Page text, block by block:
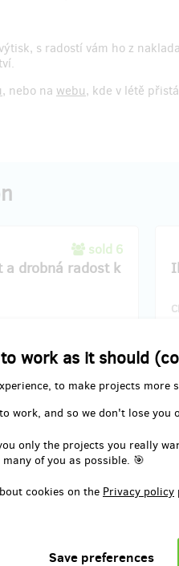
work as it should
to make projects more
work, and so we don't lose you
only the projects you really
of you as possible. 🎯
cookies on the Privacy policy
s radostí vám ho z
, nebo na webu, kde v létě
sold 6
a drobná radost k
poštovného a